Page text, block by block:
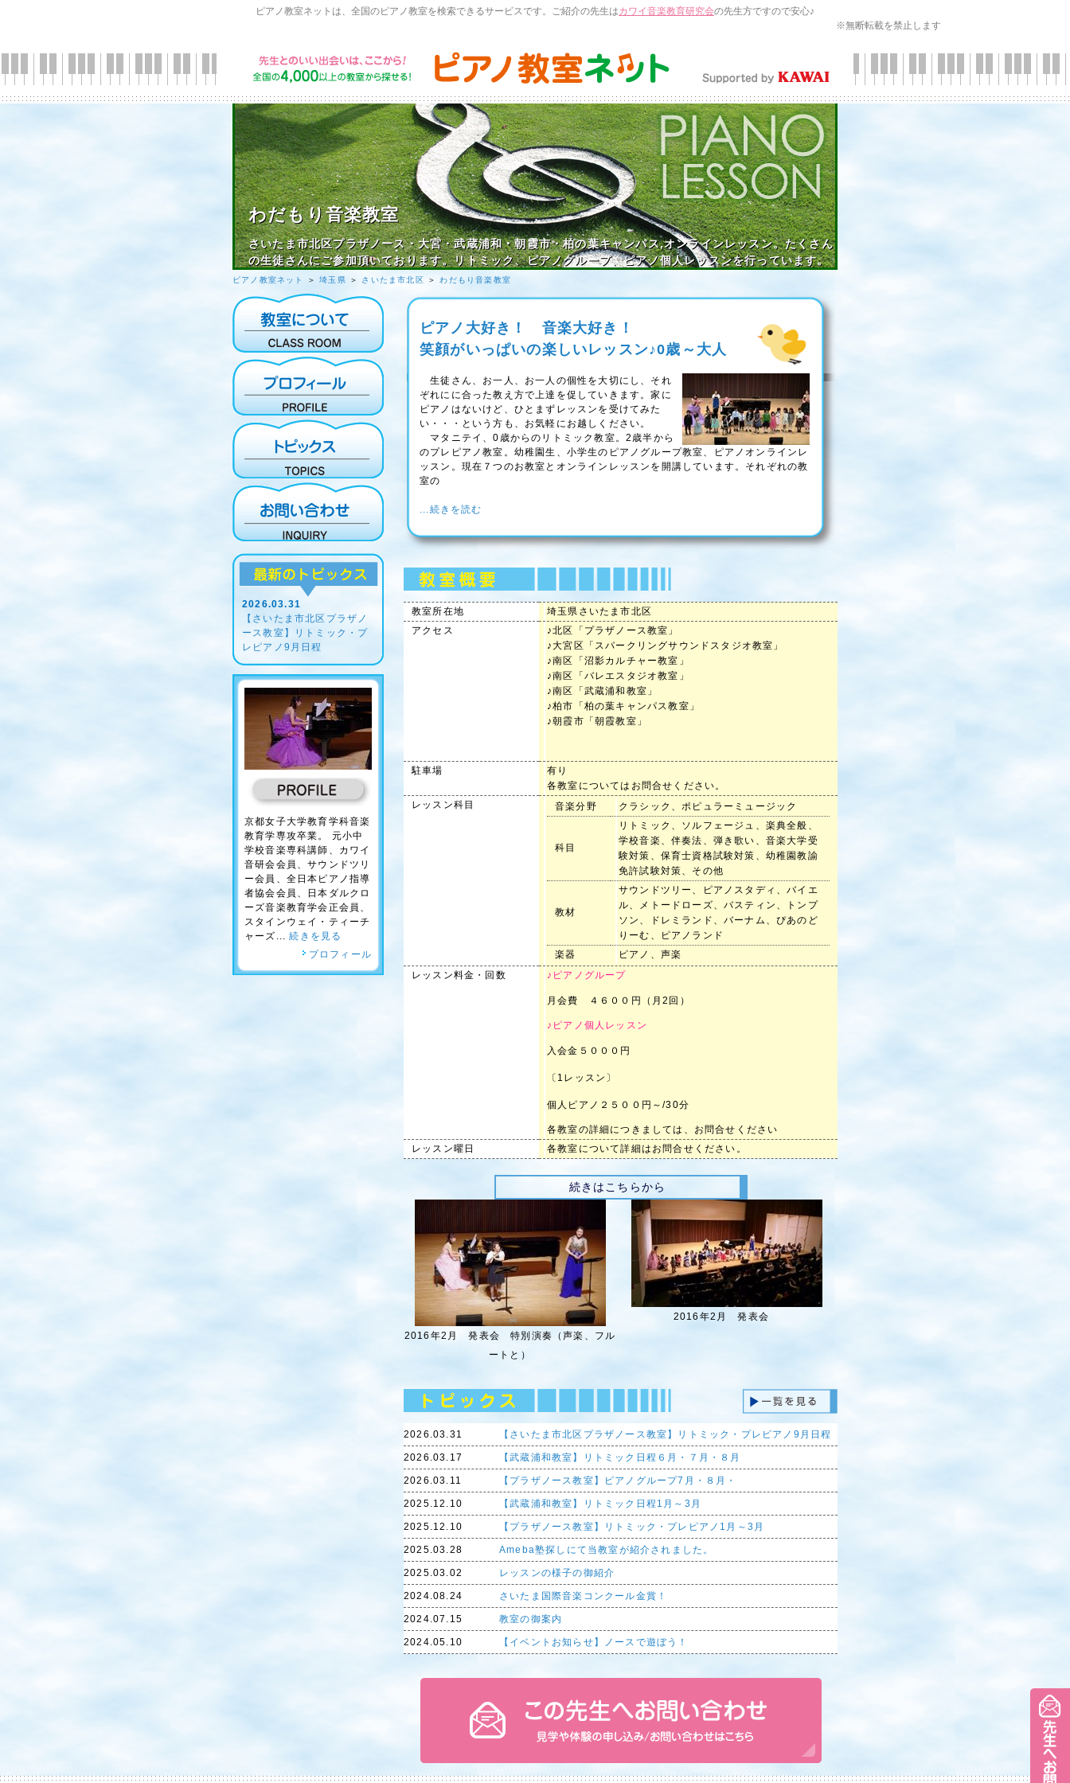
ピアノ教室ネットは、全国のピアノ教室を検索できるサービスです。ご紹介の先生はカワイ音楽教育研究会の先生方ですので安心♪
※無断転載を禁止します
わだもり音楽教室
さいたま市北区プラザノース・大宮・武蔵浦和・朝霞市・柏の葉キャンパス,オンラインレッスン。たくさん
の生徒さんにご参加頂いております。リトミック、ピアノグループ、ピアノ個人レッスンを行っています。
ピアノ教室ネット ＞埼玉県 ＞ さいたま市北区 ＞わだもり音楽教室
2026.03.31
【さいたま市北区プラザノ
ース教室】リトミック・プ
レピアノ9月日程
京都女子大学教育学科音楽
教育学専攻卒業。 元小中
学校音楽専科講師、カワイ
音研会会員、サウンドツリ
ー会員、全日本ピアノ指導
者協会会員、日本ダルクロ
ーズ音楽教育学会正会員、
スタインウェイ・ティーチ
ャーズ...続きを見る
プロフィール
ピアノ大好き！ 音楽大好き！
笑顔がいっぱいの楽しいレッスン♪0歳～大人
生徒さん、お一人、お一人の個性を大切にし、それ
ぞれにに合った教え方で上達を促していきます。家に
ピアノはないけど、ひとまずレッスンを受けてみた
い・・・という方も、お気軽にお越しください。
マタニテイ、0歳からのリトミック教室。2歳半から
のプレピアノ教室。幼稚園生、小学生のピアノグループ教室、ピアノオンラインレ
ッスン。現在７つのお教室とオンラインレッスンを開講しています。それぞれの教
室の
...続きを読む
教室所在地
埼玉県さいたま市北区
アクセス
♪北区「プラザノース教室」
♪大宮区「スパークリングサウンドスタジオ教室」
♪南区「沼影カルチャー教室」
♪南区「バレエスタジオ教室」
♪南区「武蔵浦和教室」
♪柏市「柏の葉キャンパス教室」
♪朝霞市「朝霞教室」
駐車場
有り
各教室についてはお問合せください。
レッスン科目
音楽分野 クラシック、ポピュラーミュージック
科目
リトミック、ソルフェージュ、楽典全般、
学校音楽、伴奏法、弾き歌い、音楽大学受
験対策、保育士資格試験対策、幼稚園教諭
免許試験対策、その他
教材
サウンドツリー、ピアノスタディ、バイエ
ル、メトードローズ、バスティン、トンプ
ソン、ドレミランド、バーナム、ぴあのど
りーむ、ピアノランド
楽器
ピアノ、声楽
レッスン料金・回数
♪ピアノグループ
月会費 ４６００円（月2回）
♪ピアノ個人レッスン
入会金５０００円
〔1レッスン〕
個人ピアノ２５００円～/30分
各教室の詳細につきましては、お問合せください
レッスン曜日
各教室について詳細はお問合せください。
続きはこちらから
2016年2月 発表会 特別演奏（声楽、フル
ートと）
2016年2月 発表会
2026.03.31 【さいたま市北区プラザノース教室】リトミック・プレピアノ9月日程
2026.03.17 【武蔵浦和教室】リトミック日程６月・７月・８月
2026.03.11 【プラザノース教室】ピアノグループ7月・８月・
2025.12.10 【武蔵浦和教室】リトミック日程1月～3月
2025.12.10 【プラザノース教室】リトミック・プレピアノ1月～3月
2025.03.28 Ameba塾探しにて当教室が紹介されました。
2025.03.02 レッスンの様子の御紹介
2024.08.24 さいたま国際音楽コンクール金賞！
2024.07.15 教室の御案内
2024.05.10 【イベントお知らせ】ノースで遊ぼう！